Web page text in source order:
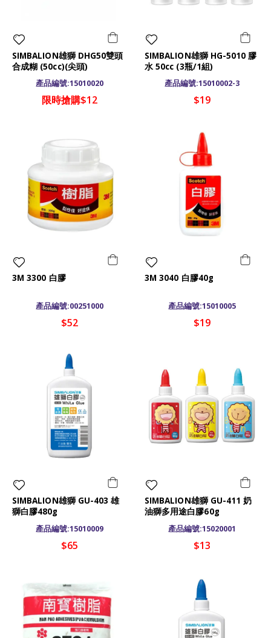
SIMBALION雄獅 DHG50雙頭
合成糊 (50cc)(尖頭)
產品編號:15010020
限時搶購$12
SIMBALION雄獅 HG-5010 膠
水 50cc (3瓶/1組)
產品編號:15010002-3
$19
3M 3300 白膠
產品編號:00251000
$52
3M 3040 白膠40g
產品編號:15010005
$19
SIMBALION雄獅 GU-403 雄
獅白膠480g
產品編號:15010009
$65
SIMBALION雄獅 GU-411 奶
油獅多用途白膠60g
產品編號:15020001
$13